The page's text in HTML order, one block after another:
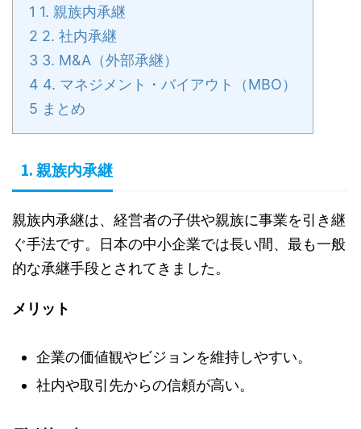
1 1. 親族内承継
2 2. 社内承継
3 3. M&A（外部承継）
4 4. マネジメント・バイアウト（MBO）
5 まとめ
1. 親族内承継
親族内承継は、経営者の子供や親族に事業を引き継
ぐ手法です。日本の中小企業では長い間、最も一般
的な承継手段とされてきました。
メリット
企業の価値観やビジョンを維持しやすい。
社内や取引先からの信頼が高い。